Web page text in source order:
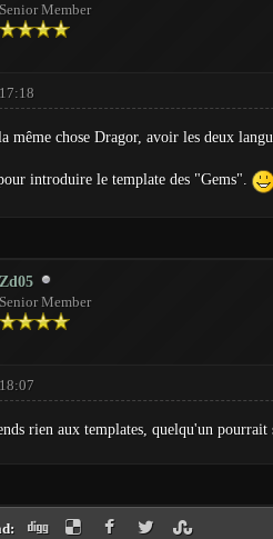
Senior Member
même chose Dragor, avoir les deux
introduire le template des "Gems".
Zd05
Senior Member
rien aux templates, quelqu'un pourrait